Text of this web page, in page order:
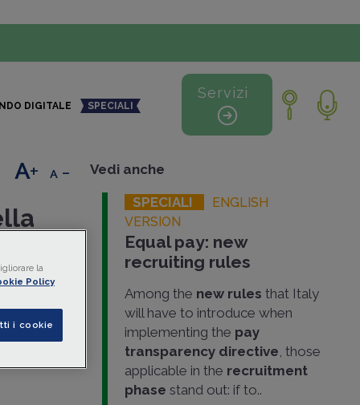
DIGITALE SPECIALI
Servizi
del
, dal 7
+ - Vedi anche
SPECIALI
ENGLISH
VERSION
Equal pay: new
recruiting rules
Among the new rules that Italy
will have to introduce when
implementing the pay
transparency directive, those
applicable in the recruitment
phase stand out: if to..
la
Policy
i cookie